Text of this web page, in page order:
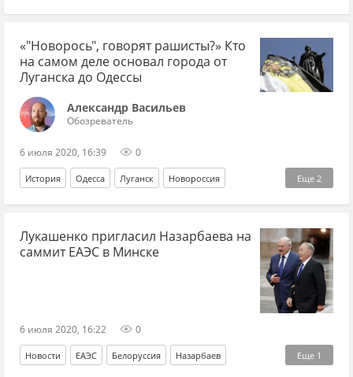
война Славянск Александр Ходаковский
«"Новорось", говорят рашисты?» Кто
на самом деле основал города от
Луганска до Одессы
Александр Васильев
Обозреватель
6 июля 2020, 16:39 0
Еще 2
История Одесса Луганск Новороссия
история Новороссии украинские мифы
Лукашенко пригласил Назарбаева на
саммит ЕАЭС в Минске
6 июля 2020, 16:22 0
Еще 1
Новости ЕАЭС Белоруссия Назарбаев